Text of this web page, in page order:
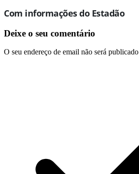
Com informações do Estadão
Deixe o seu comentário
O seu endereço de email não será publicado